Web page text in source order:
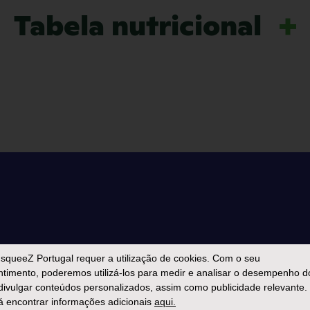
Tabela nutricional
mais
Portugal requer a utilização de cookies. Com o seu
poderemos utilizá-los para medir e analisar o desempenho
conteúdos personalizados, assim como publicidade relevante.
encontrar informações adicionais aqui.